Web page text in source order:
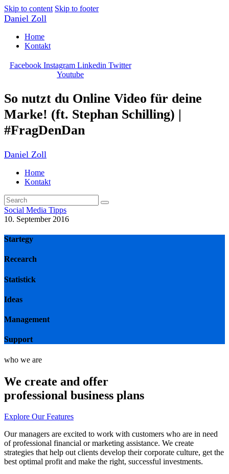
Skip to content Skip to footer
Daniel Zoll
Home
Kontakt
Facebook Instagram Linkedin Twitter
Youtube
So nutzt du Online Video für deine
Marke! (ft. Stephan Schilling) |
#FragDenDan
Daniel Zoll
Home
Kontakt
Social Media Tipps
10. September 2016
Startegy
Recearch
Statistick
Ideas
Management
Support
who we are
We create and offer
professional business plans
Explore Our Features
Our managers are excited to work with customers who are in need
of professional financial or marketing assistance. We create
strategies that help out clients develop their corporate culture, get the
best optimal profit and make the right, successful investments.